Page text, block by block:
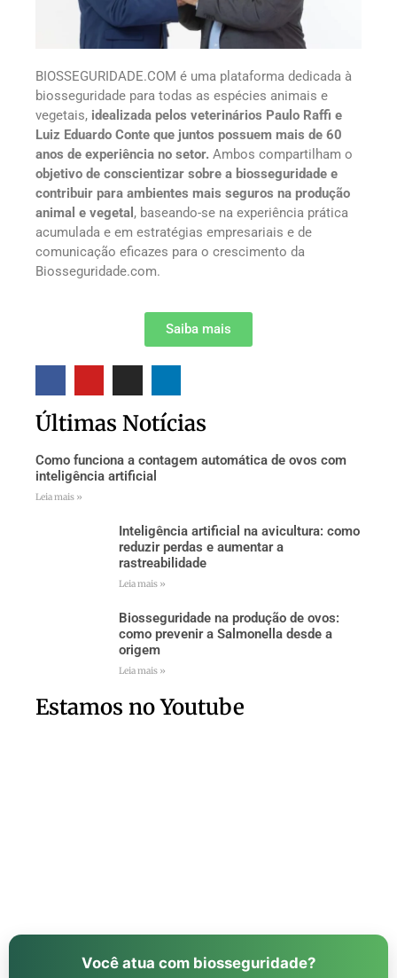
BIOSSEGURIDADE.COM é uma plataforma dedicada à
biosseguridade para todas as espécies animais e
vegetais, idealizada pelos veterinários Paulo Raffi e
Luiz Eduardo Conte que juntos possuem mais de 60
anos de experiência no setor. Ambos compartilham o
objetivo de conscientizar sobre a biosseguridade e
contribuir para ambientes mais seguros na produção
animal e vegetal , baseando-se na experiência prática
acumulada e em estratégias empresariais e de
comunicação eficazes para o crescimento da
Biosseguridade.com.
Saiba mais
Últimas Notícias
Como funciona a contagem automática de ovos com
inteligência artificial
Leia mais »
Inteligência artificial na avicultura: como
reduzir perdas e aumentar a
rastreabilidade
Leia mais »
Biosseguridade na produção de ovos:
como prevenir a Salmonella desde a
origem
Leia mais »
Estamos no Youtube
Você atua com biosseguridade?